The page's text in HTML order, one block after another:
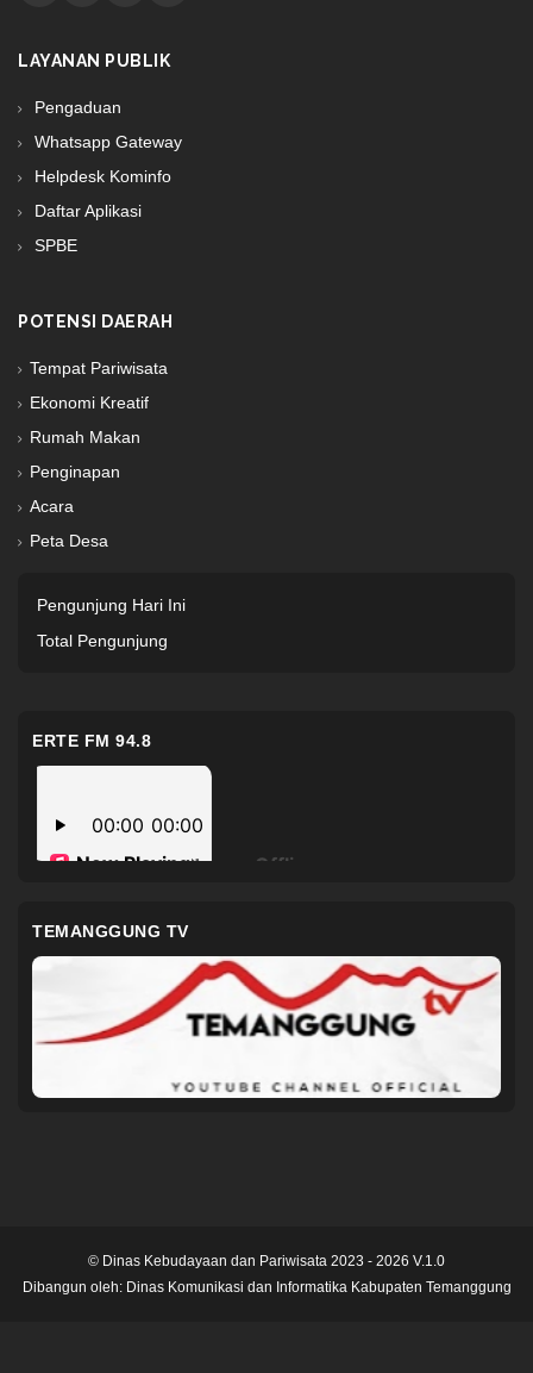
LAYANAN PUBLIK
Pengaduan
Whatsapp Gateway
Helpdesk Kominfo
Daftar Aplikasi
SPBE
POTENSI DAERAH
Tempat Pariwisata
Ekonomi Kreatif
Rumah Makan
Penginapan
Acara
Peta Desa
Pengunjung Hari Ini
Total Pengunjung
ERTE FM 94.8
TEMANGGUNG TV
© Dinas Kebudayaan dan Pariwisata 2023 - 2026 V.1.0
Dibangun oleh: Dinas Komunikasi dan Informatika Kabupaten Temanggung